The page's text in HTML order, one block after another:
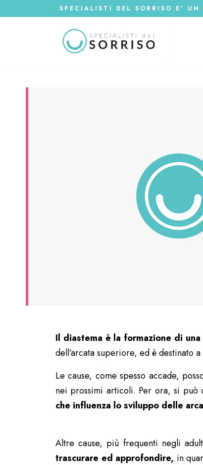
SPECIALISTI DEL SORRISO E'
Il diastema è la formazione di
dell’arcata superiore, ed è destinato
Le cause, come spesso accade,
nei prossimi articoli. Per ora, si può
che influenza lo sviluppo delle
Altre cause, più frequenti negli
trascurare ed approfondire, in